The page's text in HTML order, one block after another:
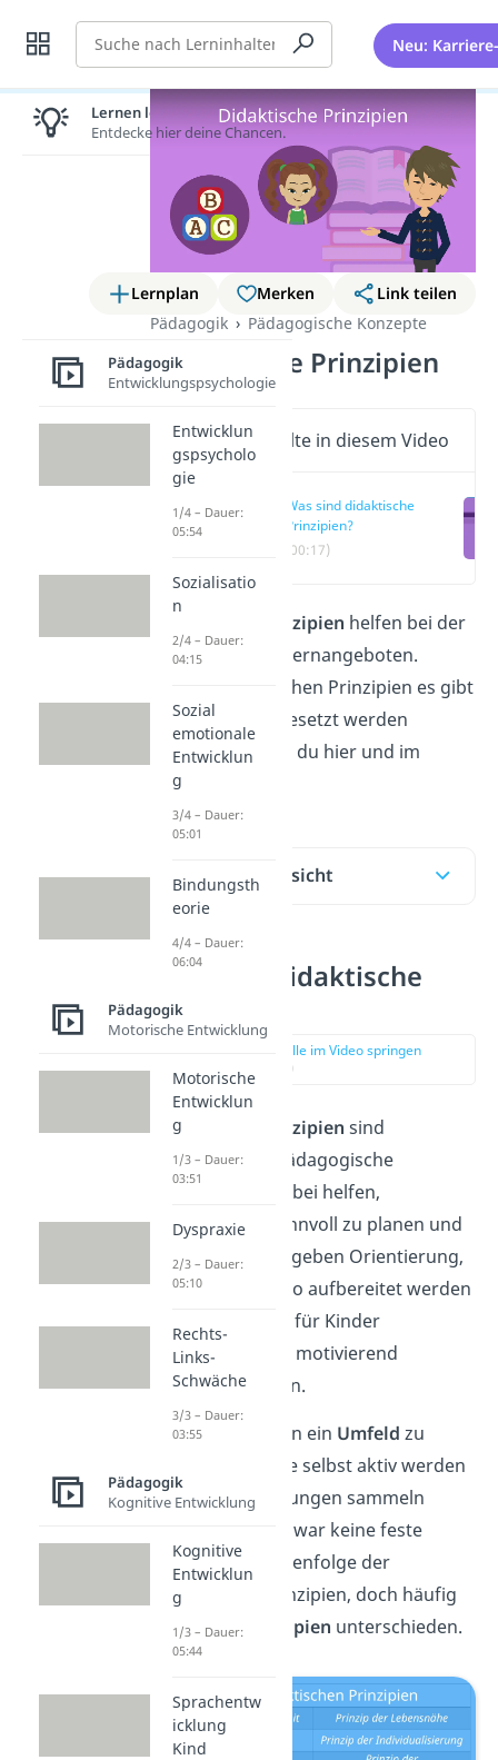
Suche Neu:
Lernplan Merken
Link teilen
Pädagogik
Pädagogische Konzepte
Didaktische Prinzipien
Wichtige Inhalte in diesem Video
Was sind didaktische
Prinzipien?
(00:17)
Prinzipien helfen bei der
Gestaltung von Lernangeboten.
Welche didaktischen Prinzipien es gibt
und wie sie umgesetzt werden
können, erfährst du hier und im
Video!
Inhaltsübersicht
Was sind didaktische
Prinzipien?
zur Stelle im Video springen
(00:17)
Didaktische Prinzipien sind
grundlegende pädagogische
, die dabei helfen,
Lernangebote sinnvoll zu planen und
umzusetzen. Sie geben Orientierung,
wie Lerninhalte so aufbereitet werden
können, dass sie für Kinder
verständlich und motivierend
vermittelt werden.
Ziel ist es, Kindern ein Umfeld zu
bieten, in dem sie selbst aktiv werden
und neue Erfahrungen sammeln
können. Es gibt zwar keine feste
Anzahl oder Reihenfolge der
didaktischen Prinzipien, doch häufig
werden12 Prinzipien unterschieden.
Lernen lohnt sich!
Entdecke hier deine Chancen.
Pädagogik
Entwicklungspsychologie
Entwicklun
gspsycholo
gie
1/4 – Dauer:
05:54
Sozialisatio
n
2/4 – Dauer:
04:15
Sozial
emotionale
Entwicklun
g
3/4 – Dauer:
05:01
Bindungsth
eorie
4/4 – Dauer:
06:04
Pädagogik
Motorische Entwicklung
Motorische
Entwicklun
g
1/3 – Dauer:
03:51
Dyspraxie
2/3 – Dauer:
05:10
Rechts-
Links-
Schwäche
3/3 – Dauer:
03:55
Pädagogik
Kognitive Entwicklung
Kognitive
Entwicklun
g
1/3 – Dauer:
05:44
Sprachentw
icklung
Kind